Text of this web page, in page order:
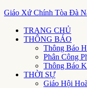
Giáo Xứ Chính Tòa Đà
TRANG CHỦ
THÔNG BÁO
Thông Báo
Phân Công
Thông Báo
THỜI SỰ
Giáo Hội